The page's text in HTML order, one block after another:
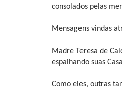
consolados pelas
Mensagens vindas
Madre Teresa de
espalhando suas
Como eles, outras